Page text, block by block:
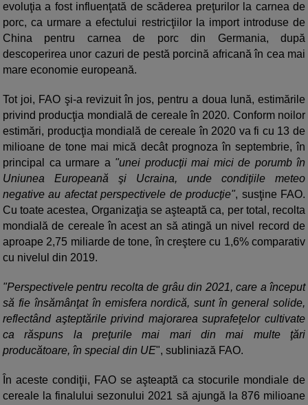
evoluţia a fost influenţată de scăderea preţurilor la carnea de
porc, ca urmare a efectului restricţiilor la import introduse de
China pentru carnea de porc din Germania, după
descoperirea unor cazuri de pestă porcină africană în cea mai
mare economie europeană.
Tot joi, FAO şi-a revizuit în jos, pentru a doua lună, estimările
privind producţia mondială de cereale în 2020. Conform noilor
estimări, producţia mondială de cereale în 2020 va fi cu 13 de
milioane de tone mai mică decât prognoza în septembrie, în
principal ca urmare a "unei producţii mai mici de porumb în
Uniunea Europeană şi Ucraina, unde condiţiile meteo
negative au afectat perspectivele de producţie", susţine FAO.
Cu toate acestea, Organizaţia se aşteaptă ca, per total, recolta
mondială de cereale în acest an să atingă un nivel record de
aproape 2,75 miliarde de tone, în creştere cu 1,6% comparativ
cu nivelul din 2019.
"Perspectivele pentru recolta de grâu din 2021, care a început
să fie însămânţat în emisfera nordică, sunt în general solide,
reflectând aşteptările privind majorarea suprafeţelor cultivate
ca răspuns la preţurile mai mari din mai multe ţări
producătoare, în special din UE", subliniază FAO.
În aceste condiţii, FAO se aşteaptă ca stocurile mondiale de
cereale la finalului sezonului 2021 să ajungă la 876 milioane